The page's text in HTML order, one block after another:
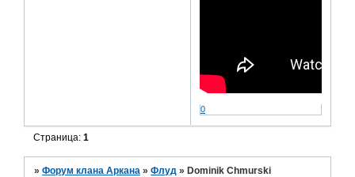
0
Страница:1
»Форум клана Аркана »Флуд »Dominik Chmurski